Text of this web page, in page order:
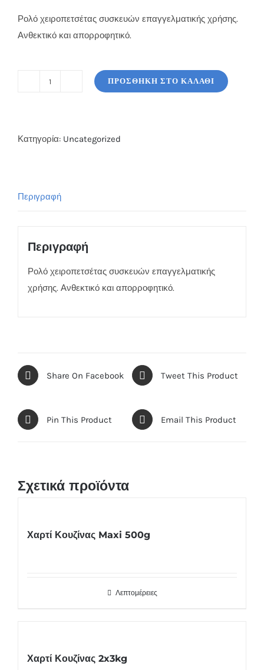
Ρολό χειροπετσέτας συσκευών επαγγελματικής χρήσης.
Ανθεκτικό και απορροφητικό.
Χειροπετσέτα
Ρολό
ΠΡΟΣΘΉΚΗ ΣΤΟ ΚΑΛΆΘΙ
Κατηγορία: Uncategorized
Περιγραφή
Περιγραφή
Ρολό χειροπετσέτας συσκευών επαγγελματικής
χρήσης. Ανθεκτικό και απορροφητικό.
Share On Facebook Tweet This Product
Pin This Product Email This Product
Σχετικά προϊόντα
Χαρτί Κουζίνας Maxi 500g
Λεπτομέρειες
Χαρτί Κουζίνας 2x3kg